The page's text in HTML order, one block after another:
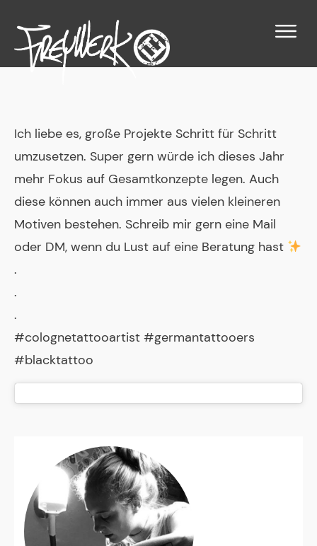
Ich liebe es, große Projekte Schritt für Schritt
umzusetzen. Super gern würde ich dieses Jahr
mehr Fokus auf Gesamtkonzepte legen. Auch
diese können auch immer aus vielen kleineren
Motiven bestehen. Schreib mir gern eine Mail
oder DM, wenn du Lust auf eine Beratung hast
.
.
.
#colognetattooartist #germantattooers
#blacktattoo